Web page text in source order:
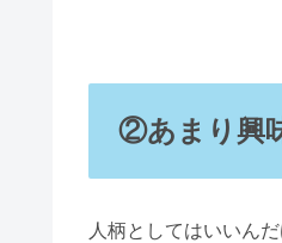
②あまり興
人柄としてはいいん